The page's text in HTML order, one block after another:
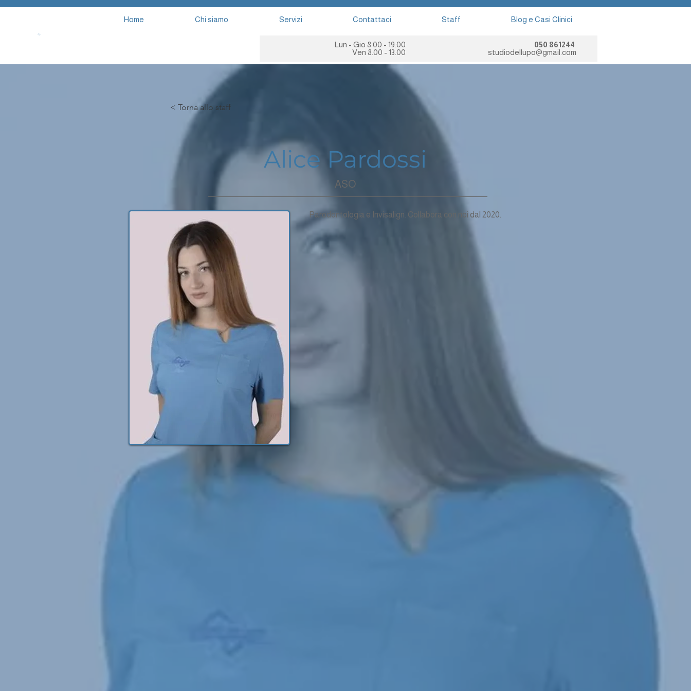
Home Chi siamo Servizi Contattaci Staff Blog e Casi Clinici
Lun - Gio 8.00 - 19.00
Ven 8.00 - 13.00
050 861244
studiodellupo@gmail.com
< Torna allo staff
Alice Pardossi
ASO
Parodontologia e Invisalign. Collabora con noi dal 2020.